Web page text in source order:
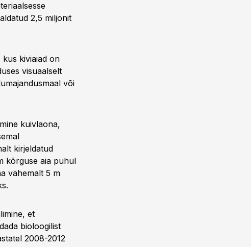
2,5 miljonit
kus kiviaiad on
visuaalselt
või
kuivlaona,
kirjeldatud
kõrguse aia puhul
vähemalt 5 m
et
bioloogilist
2008-2012